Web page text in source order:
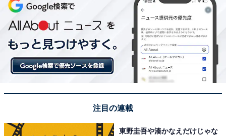
注目の連載
東野圭吾や湊かなえだけじゃな